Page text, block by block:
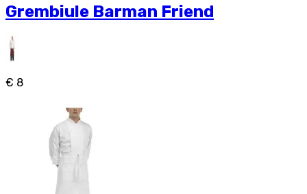
Grembiule Barman Friend
€ 8